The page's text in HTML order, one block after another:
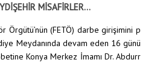
MİSAFİRLER...
Örgütü’nün (FETÖ) darbe girişimini p
Meydanında devam eden 16 günü
Konya Merkez İmamı Dr. Abdurr